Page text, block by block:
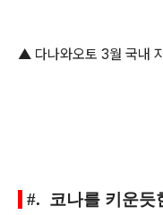
▲ 다나와오토 3월 국내
#. 코나를 키운듯